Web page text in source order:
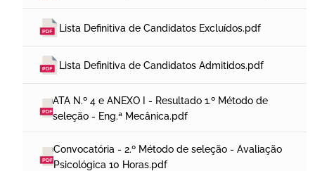
Lista Definitiva de Candidatos Excluídos.pdf
Lista Definitiva de Candidatos Admitidos.pdf
ATA N.º 4 e ANEXO I - Resultado 1.º Método de
seleção - Eng.ª Mecânica.pdf
Convocatória - 2.º Método de seleção - Avaliação
Psicológica 10 Horas.pdf